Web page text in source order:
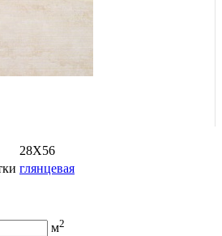
28X56
глянцевая
м2